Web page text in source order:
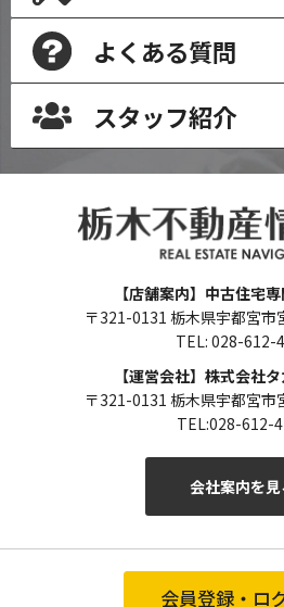
よくある質問
スタッフ紹介
【店舗案内】中古住宅
〒321-0131 栃木県宇都宮
TEL: 028-612-
【運営会社】株式会社
〒321-0131 栃木県宇都宮
TEL:028-612-
会社案内を見
会員登録・ロ